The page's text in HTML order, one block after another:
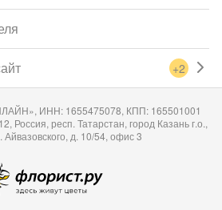
+2
ИНН: 1655475078, КПП: 165501001
Россия, респ. Татарстан, город Казань г.о.,
Айвазовского, д. 10/54, офис 3